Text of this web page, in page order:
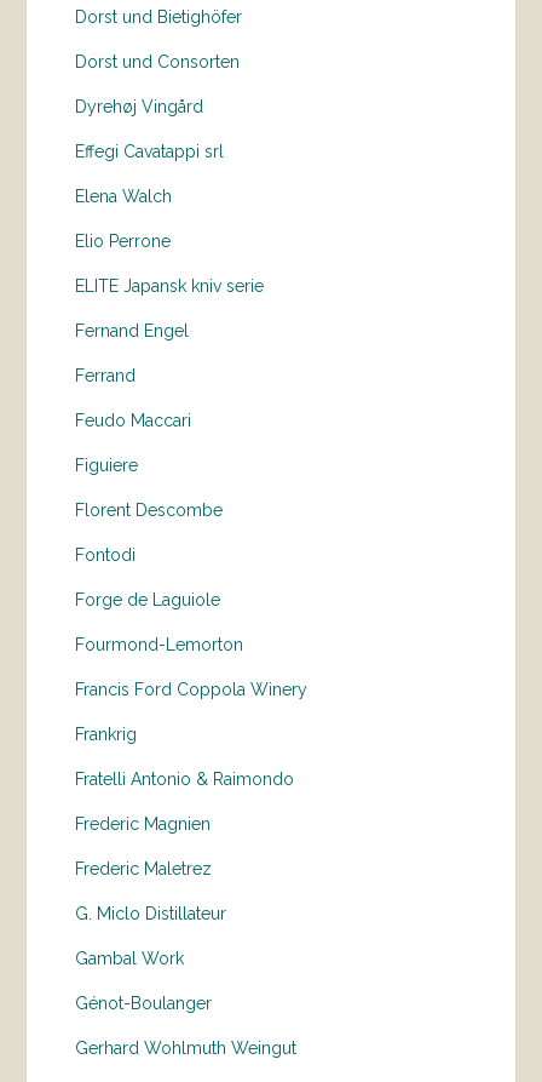
Dorst und Bietighöfer
Dorst und Consorten
Dyrehøj Vingård
Effegi Cavatappi srl
Elena Walch
Elio Perrone
ELITE Japansk kniv serie
Fernand Engel
Ferrand
Feudo Maccari
Figuiere
Florent Descombe
Fontodi
Forge de Laguiole
Fourmond-Lemorton
Francis Ford Coppola Winery
Frankrig
Fratelli Antonio & Raimondo
Frederic Magnien
Frederic Maletrez
G. Miclo Distillateur
Gambal Work
Génot-Boulanger
Gerhard Wohlmuth Weingut